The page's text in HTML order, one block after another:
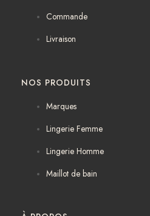
m
Commande
Livraison
NOS PRODUITS
Marques
Lingerie Femme
Lingerie Homme
Maillot de bain